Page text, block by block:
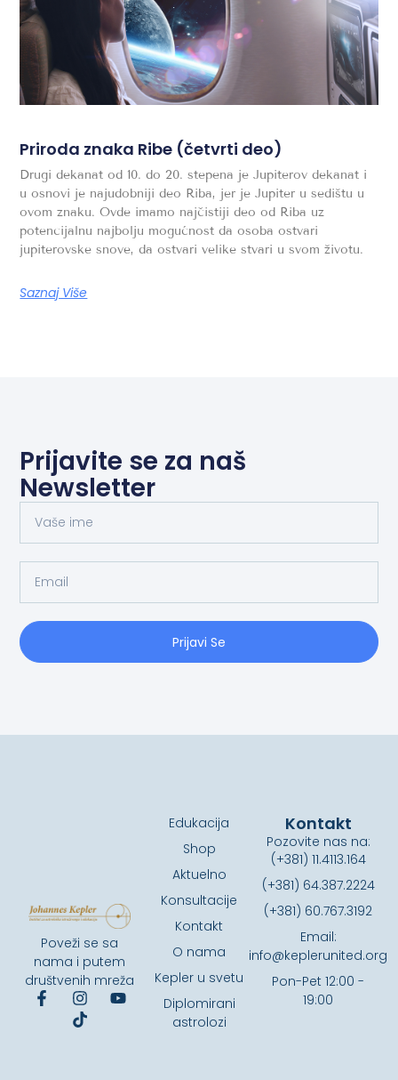
Priroda znaka Ribe (četvrti deo)
Drugi dekanat od 10. do 20. stepena je Jupiterov dekanat i
u osnovi je najudobniji deo Riba, jer je Jupiter u sedištu u
ovom znaku. Ovde imamo najčistiji deo od Riba uz
potencijalnu najbolju mogućnost da osoba ostvari
jupiterovske snove, da ostvari velike stvari u svom životu.
Saznaj Više
Prijavite se za naš
Newsletter
Prijavi Se
Poveži se sa
nama i putem
društvenih mreža
Edukacija
Shop
Aktuelno
Konsultacije
Kontakt
O nama
Kepler u svetu
Diplomirani
astrolozi
Kontakt
Pozovite nas na:
(+381) 11.4113.164
(+381) 64.387.2224
(+381) 60.767.3192
Email:
info@keplerunited.org
Pon-Pet 12:00 -
19:00